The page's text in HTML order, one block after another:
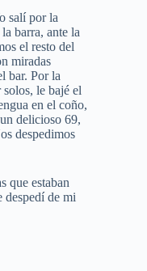
salí por la
barra, ante la
el resto del
miradas
bar. Por la
le bajé el
en el coño,
delicioso 69,
despedimos
que estaban
despedí de mi